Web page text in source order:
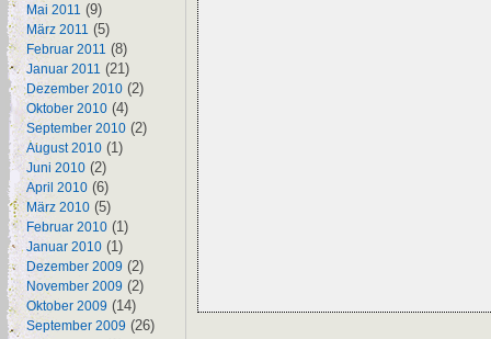
Mai 2011 (9)
März 2011 (5)
Februar 2011 (8)
Januar 2011 (21)
Dezember 2010 (2)
Oktober 2010 (4)
September 2010 (2)
August 2010 (1)
Juni 2010 (2)
April 2010 (6)
März 2010 (5)
Februar 2010 (1)
Januar 2010 (1)
Dezember 2009 (2)
November 2009 (2)
Oktober 2009 (14)
September 2009 (26)